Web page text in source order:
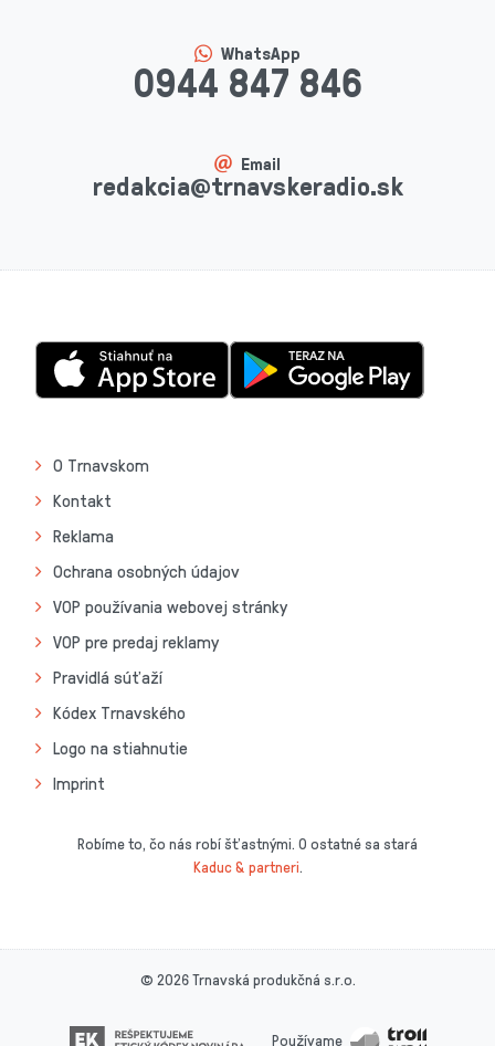
WhatsApp
0944 847 846
Email
redakcia@trnavskeradio.sk
O Trnavskom
Kontakt
Reklama
Ochrana osobných údajov
VOP používania webovej stránky
VOP pre predaj reklamy
Pravidlá súťaží
Kódex Trnavského
Logo na stiahnutie
Imprint
Robíme to, čo nás robí šťastnými. O ostatné sa stará
Kaduc & partneri.
© 2026 Trnavská produkčná s.r.o.
Používame